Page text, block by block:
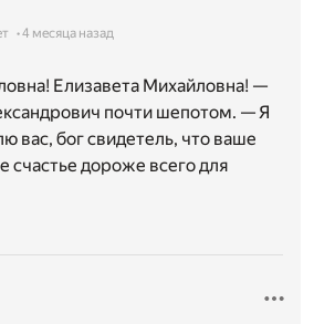
4 месяца назад
Елизавета Михайловна! —
почти шепотом. — Я
вас, бог свидетель, что ваше
счастье дороже всего для